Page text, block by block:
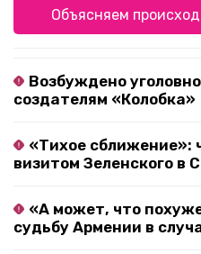
Объясняем
Возбуждено
создателям «Колобка»
«Тихое сближение»:
визитом Зеленского в
«А может, что
судьбу Армении в